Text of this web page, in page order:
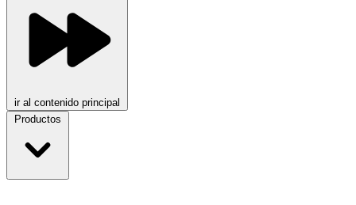
ir al contenido principal
Productos